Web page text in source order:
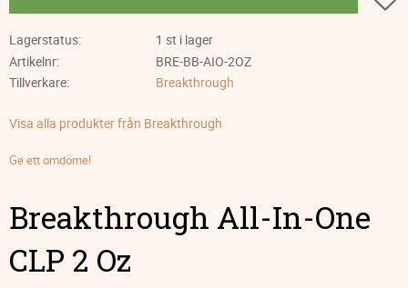
Lagerstatus
1 st i lager
Artikelnr
BRE-BB-AIO-2OZ
Tillverkare
Breakthrough
Visa alla produkter från Breakthrough
Ge ett omdöme!
Breakthrough All-In-One
CLP 2 Oz